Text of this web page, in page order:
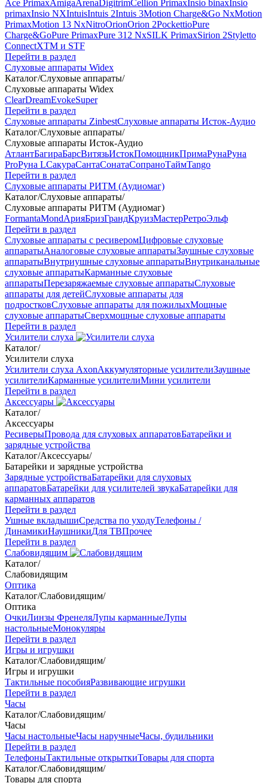
Ace PrimaxAmigaArenaDigitrimCellion PrimaxInsio binaxInsio
primaxInsio NXIntuisIntuis 2Intuis 3Motion Charge&Go NxMotion
PrimaxMotion 13 NxNitroOrionOrion 2PockettioPure
Charge&GoPure PrimaxPure 312 NxSILK PrimaxSirion 2Styletto
ConnectXTM и STF
Перейти в раздел
Слуховые аппараты Widex
Каталог/Слуховые аппараты/
Слуховые аппараты Widex
ClearDreamEvokeSuper
Перейти в раздел
Слуховые аппараты ZinbestСлуховые аппараты Исток-Аудио
Каталог/Слуховые аппараты/
Слуховые аппараты Исток-Аудио
АтлантБагираБарсВитязьИстокПомощникПримаРунаРуна
ProРуна LСакураСантаСонатаСопраноТаймTango
Перейти в раздел
Слуховые аппараты РИТМ (Аудиомаг)
Каталог/Слуховые аппараты/
Слуховые аппараты РИТМ (Аудиомаг)
FormantaMondАрияБризГрандКруизМастерРетроЭльф
Перейти в раздел
Слуховые аппараты с ресиверомЦифровые слуховые
аппаратыАналоговые слуховые аппаратыЗаушные слуховые
аппаратыВнутриушные слуховые аппаратыВнутриканальные
слуховые аппаратыКарманные слуховые
аппаратыПерезаряжаемые слуховые аппаратыСлуховые
аппараты для детейСлуховые аппараты для
подростковСлуховые аппараты для пожилыхМощные
слуховые аппаратыСверхмощные слуховые аппараты
Перейти в раздел
Усилители слуха
Каталог/
Усилители слуха
Усилители слуха AxonАккумуляторные усилителиЗаушные
усилителиКарманные усилителиМини усилители
Перейти в раздел
Аксессуары
Каталог/
Аксессуары
РесиверыПровода для слуховых аппаратовБатарейки и
зарядные устройства
Каталог/Аксессуары/
Батарейки и зарядные устройства
Зарядные устройстваБатарейки для слуховых
аппаратовБатарейки для усилителей звукаБатарейки для
карманных аппаратов
Перейти в раздел
Ушные вкладышиСредства по уходуТелефоны /
ДинамикиНаушникиДля ТВПрочее
Перейти в раздел
Слабовидящим
Каталог/
Слабовидящим
Оптика
Каталог/Слабовидящим/
Оптика
ОчкиЛинзы ФренеляЛупы карманныеЛупы
настольныеМонокуляры
Перейти в раздел
Игры и игрушки
Каталог/Слабовидящим/
Игры и игрушки
Тактильные пособияРазвивающие игрушки
Перейти в раздел
Часы
Каталог/Слабовидящим/
Часы
Часы настольныеЧасы наручныеЧасы, будильники
Перейти в раздел
ТелефоныТактильные открыткиТовары для спорта
Каталог/Слабовидящим/
Товары для спорта